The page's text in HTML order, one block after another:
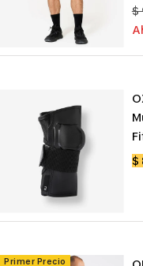
$
$
Primer Precio